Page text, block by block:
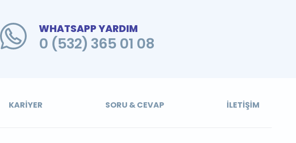
WHATSAPP YARDIM
0 (532) 365 01 08
KARIYER SORU & CEVAP İLETIŞIM